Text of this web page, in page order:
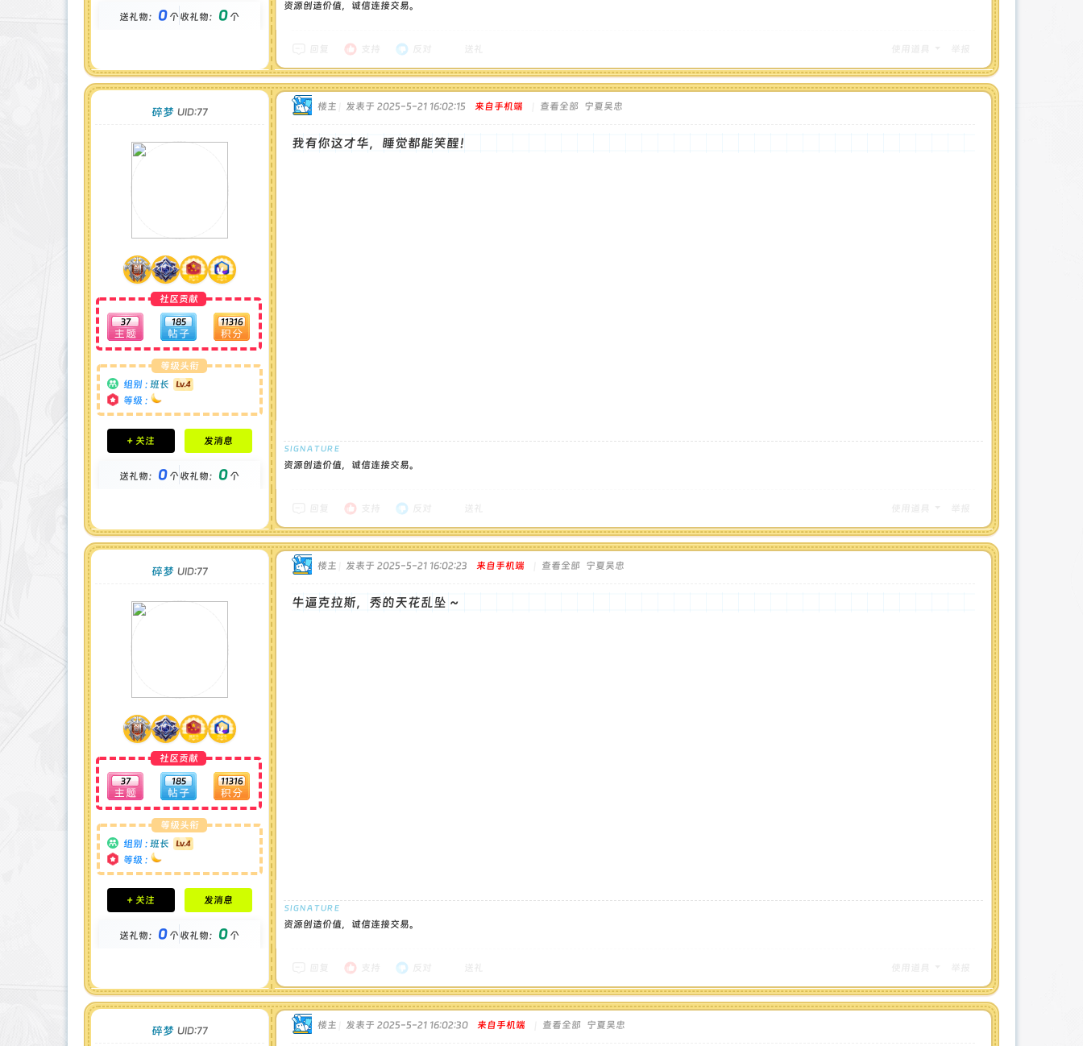
金币 : 0 枚
送礼物： 0个收礼物： 0个
资源创造价值，诚信连接交易。
碎梦 UID:77
社区贡献
37 185 11316
等级头衔
组别 : 班长
等级 :
积分成就
钻石 : 0 颗
金币 : 0 枚
+ 关注 发消息
送礼物： 0个收礼物： 0个
楼主 发表于 2025-5-21 16:02:15 来自手机端 查看全部 宁夏吴忠
我有你这才华，睡觉都能笑醒！
资源创造价值，诚信连接交易。
碎梦 UID:77
社区贡献
37 185 11316
等级头衔
组别 : 班长
等级 :
积分成就
钻石 : 0 颗
金币 : 0 枚
+ 关注 发消息
送礼物： 0个收礼物： 0个
楼主 发表于 2025-5-21 16:02:23 来自手机端 查看全部 宁夏吴忠
牛逼克拉斯，秀的天花乱坠 ~
资源创造价值，诚信连接交易。
碎梦 UID:77 楼主 发表于 2025-5-21 16:02:30 来自手机端 查看全部 宁夏吴忠